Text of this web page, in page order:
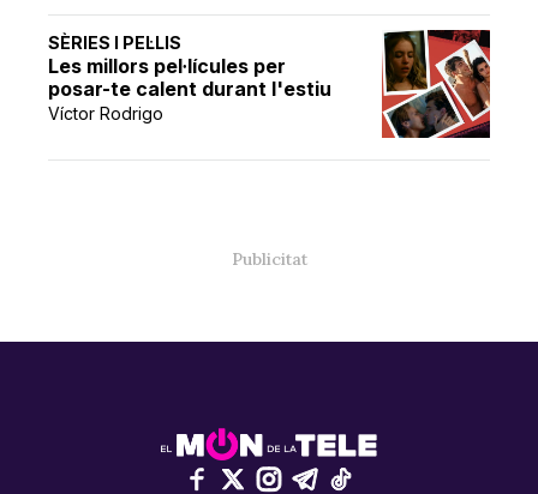
SÈRIES I PEL·LIS
Les millors pel·lícules per
posar-te calent durant l'estiu
Víctor Rodrigo